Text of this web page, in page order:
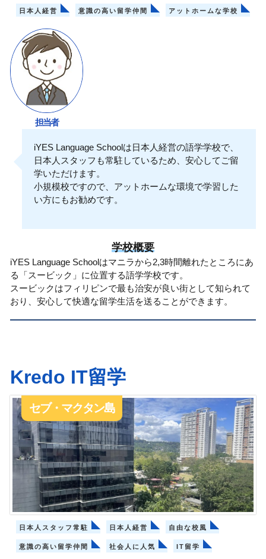
日本人経営 意識の高い留学仲間 アットホームな学校
担当者
iYES Language Schoolは日本人経営の語学学校で、
日本人スタッフも常駐しているため、安心してご留
学いただけます。
小規模校ですので、アットホームな環境で学習した
い方にもお勧めです。
学校概要
iYES Language Schoolはマニラから2,3時間離れたところにあ
る「スービック」に位置する語学学校です。
スービックはフィリピンで最も治安が良い街として知られて
おり、安心して快適な留学生活を送ることができます。
Kredo IT留学
セブ・マクタン島
日本人スタッフ常駐 日本人経営 自由な校風
意識の高い留学仲間 社会人に人気 IT留学